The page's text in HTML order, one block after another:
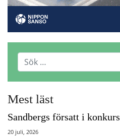
Mest läst
Sandbergs försatt i konkurs
20 juli, 2026